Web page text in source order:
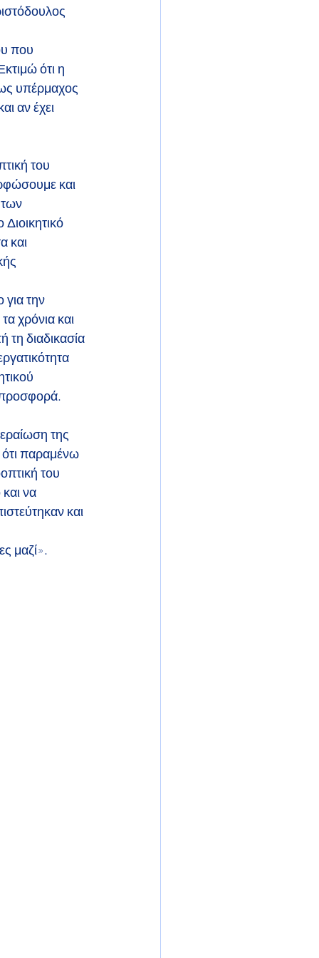
που
ότι η
υπέρμαχος
αν έχει
του
και
και
για την
χρόνια και
τη διαδικασία
προσφορά.
της
παραμένω
του
να
και
μαζί».